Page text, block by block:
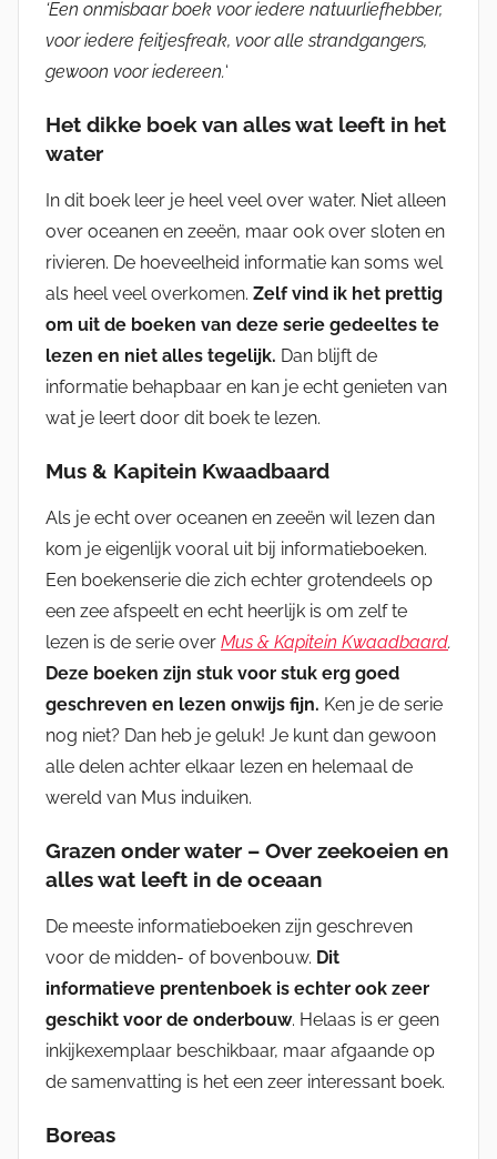
‘Een onmisbaar boek voor iedere natuurliefhebber,
voor iedere feitjesfreak, voor alle strandgangers,
gewoon voor iedereen.‘
Het dikke boek van alles wat leeft in het
water
In dit boek leer je heel veel over water. Niet alleen
over oceanen en zeeën, maar ook over sloten en
rivieren. De hoeveelheid informatie kan soms wel
als heel veel overkomen. Zelf vind ik het prettig
om uit de boeken van deze serie gedeeltes te
lezen en niet alles tegelijk. Dan blijft de
informatie behapbaar en kan je echt genieten van
wat je leert door dit boek te lezen.
Mus & Kapitein Kwaadbaard
Als je echt over oceanen en zeeën wil lezen dan
kom je eigenlijk vooral uit bij informatieboeken.
Een boekenserie die zich echter grotendeels op
een zee afspeelt en echt heerlijk is om zelf te
lezen is de serie over Mus & Kapitein Kwaadbaard.
Deze boeken zijn stuk voor stuk erg goed
geschreven en lezen onwijs fijn. Ken je de serie
nog niet? Dan heb je geluk! Je kunt dan gewoon
alle delen achter elkaar lezen en helemaal de
wereld van Mus induiken.
Grazen onder water – Over zeekoeien en
alles wat leeft in de oceaan
De meeste informatieboeken zijn geschreven
voor de midden- of bovenbouw. Dit
informatieve prentenboek is echter ook zeer
geschikt voor de onderbouw. Helaas is er geen
inkijkexemplaar beschikbaar, maar afgaande op
de samenvatting is het een zeer interessant boek.
Boreas